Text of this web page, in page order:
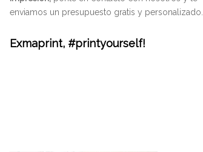
enviamos un presupuesto gratis y personalizado.
Exmaprint, #printyourself!